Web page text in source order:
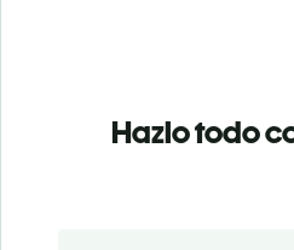
Hazlo todo